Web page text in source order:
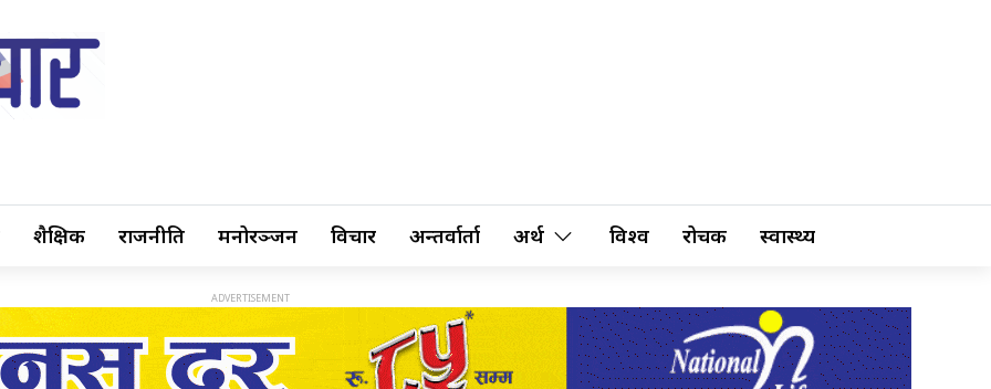
शैक्षिक राजनीति मनोरञ्जन विचार अन्तर्वार्ता अर्थ विश्व रोचक स्वास्थ्य